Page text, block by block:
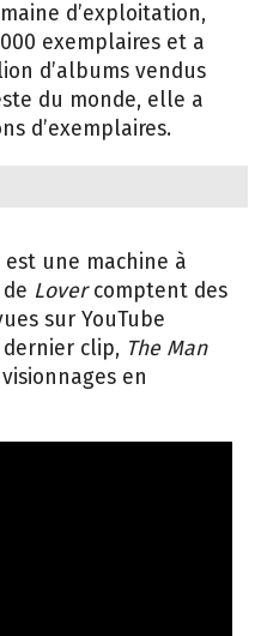
d’exploitation,
exemplaires et a
d’albums vendus
du monde, elle a
d’exemplaires.
une machine à
Lovercomptent des
sur YouTube
dernier clip, The Man
en